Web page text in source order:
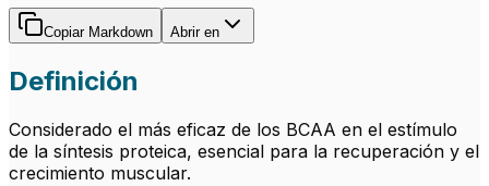
Copiar Markdown Abrir en
Definición
Considerado el más eficaz de los BCAA en el estímulo
de la síntesis proteica, esencial para la recuperación y el
crecimiento muscular.